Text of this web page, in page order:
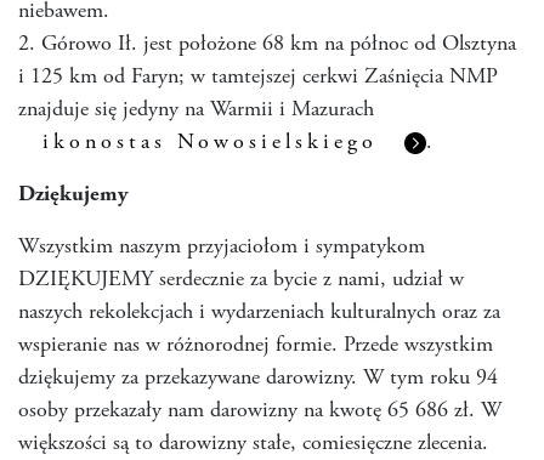
niebawem.
2. Górowo Ił. jest położone 68 km na północ od Olsztyna
i 125 km od Faryn; w tamtejszej cerkwi Zaśnięcia NMP
znajduje się jedyny na Warmii i Mazurach
ikonostas Nowosielskiego
.
Dziękujemy
Wszystkim naszym przyjaciołom i sympatykom
DZIĘKUJEMY serdecznie za bycie z nami, udział w
naszych rekolekcjach i wydarzeniach kulturalnych oraz za
wspieranie nas w różnorodnej formie. Przede wszystkim
dziękujemy za przekazywane darowizny. W tym roku 94
osoby przekazały nam darowizny na kwotę 65 686 zł. W
większości są to darowizny stałe, comiesięczne zlecenia.